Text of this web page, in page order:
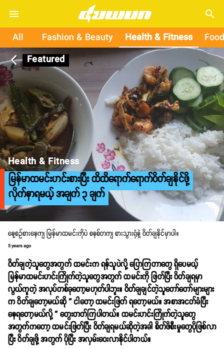
search
All Fashion & Beauty Health & Fitness
Featured
arrow_back_ios
Health & Fitness
မြန်မာထမင်းဟင်းစားပြီး ထိထိရောက်ရောက်ဝိတ်ချနိုင်ဖို့
လိုက်နာရမယ့် အချက် ၃ ချက်
နေ့စဥ်စားနေကျ မြန်မာထမင်းကိုပဲ စနစ်တကျ စားသွားရုံနဲ့ ဝိတ်ချနိုင်မှာပါ။
5 years ago
ဝိတ်ချတဲ့သူတွေအတွက် ထမင်းက ရန်သူပဲလို့ ပြောကြတာတွေ ရှိပေမယ့်
မြန်မာထမင်းဟင်းကြိုက်တဲ့သူတွေအတွက် ထမင်းကို ဖြတ်ပြီး ဝိတ်ချရမှာ
လွယ်ကူတဲ့ အလုပ်တစ်ခုတော့မဟုတ်ပါဘူး။ ဝိတ်ချချင်တဲ့သူတော်တော်များများ
က ဝိတ်ချတော့မယ်ဆို “ ငါတော့ ထမင်းဖြတ် ရတော့မယ်။ အစာအငတ်ခံပြီး
နေရတော့မယ်လို့ “ တွေးတတ်ကြပါတယ်။ ထမင်းဟင်းကြိုက်တဲ့သူတွေ
အတွက်ကတော့ ထမင်းဖြတ်ပြီး ဝိတ်ချရမယ်ဆိုတဲ့အခါ စိတ်ဖိစီးမှုတွေပိုဖြစ်လာ
ပြီး ဝိတ်ချဖို့ အတွက် ပိုပြီး အလှမ်းဝေးလာနိုင်ပါတယ်။